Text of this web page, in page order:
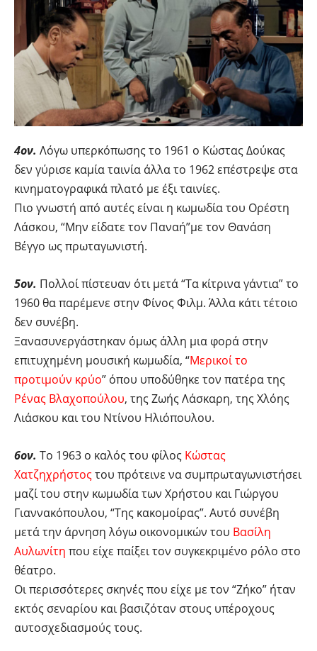
4ον. Λόγω υπερκόπωσης το 1961 ο Κώστας Δούκας
δεν γύρισε καμία ταινία άλλα το 1962 επέστρεψε στα
κινηματογραφικά πλατό με έξι ταινίες.
Πιο γνωστή από αυτές είναι η κωμωδία του Ορέστη
Λάσκου, “Μην είδατε τον Παναή”με τον Θανάση
Βέγγο ως πρωταγωνιστή.
5ον. Πολλοί πίστευαν ότι μετά “Τα κίτρινα γάντια” το
1960 θα παρέμενε στην Φίνος Φιλμ. Άλλα κάτι τέτοιο
δεν συνέβη.
Ξανασυνεργάστηκαν όμως άλλη μια φορά στην
επιτυχημένη μουσική κωμωδία, “Μερικοί το
προτιμούν κρύο” όπου υποδύθηκε τον πατέρα της
Ρένας Βλαχοπούλου, της Ζωής Λάσκαρη, της Χλόης
Λιάσκου και του Ντίνου Ηλιόπουλου.
6ον. Το 1963 ο καλός του φίλος Κώστας
Χατζηχρήστοςτου πρότεινε να συμπρωταγωνιστήσει
μαζί του στην κωμωδία των Χρήστου και Γιώργου
Γιαννακόπουλου, “Της κακομοίρας”. Αυτό συνέβη
μετά την άρνηση λόγω οικονομικών του Βασίλη
Αυλωνίτη που είχε παίξει τον συγκεκριμένο ρόλο στο
θέατρο.
Οι περισσότερες σκηνές που είχε με τον “Ζήκο” ήταν
εκτός σεναρίου και βασιζόταν στους υπέροχους
αυτοσχεδιασμούς τους.